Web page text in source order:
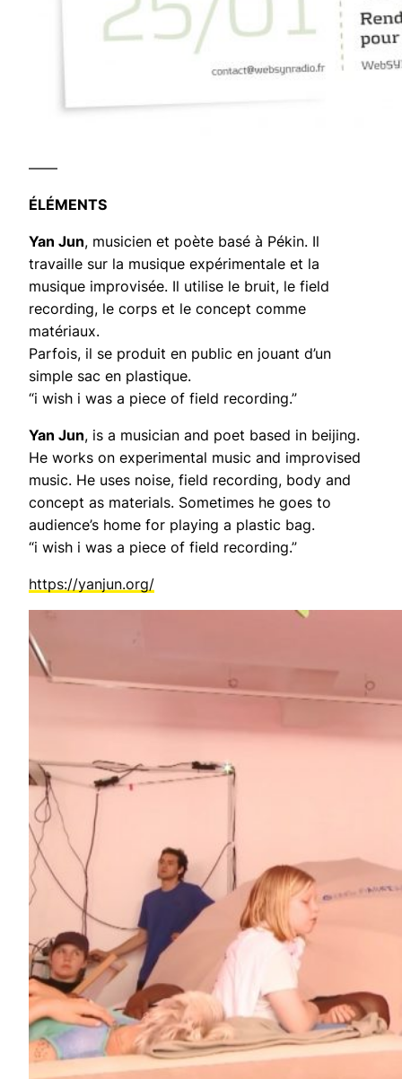
——
ÉLÉMENTS
Yan Jun, musicien et poète basé à Pékin. Il
travaille sur la musique expérimentale et la
musique improvisée. Il utilise le bruit, le field
recording, le corps et le concept comme
matériaux.
Parfois, il se produit en public en jouant d’un
simple sac en plastique.
“i wish i was a piece of field recording.”
Yan Jun, is a musician and poet based in beijing.
He works on experimental music and improvised
music. He uses noise, field recording, body and
concept as materials. Sometimes he goes to
audience’s home for playing a plastic bag.
“i wish i was a piece of field recording.”
https://yanjun.org/